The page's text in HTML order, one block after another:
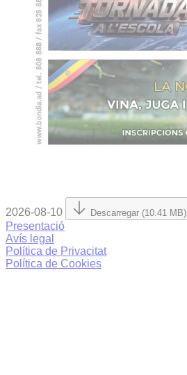
2026-08-10 Descarregar (10.41 MB)
Presentació
Avís legal
Política de Privacitat
Política de Cookies